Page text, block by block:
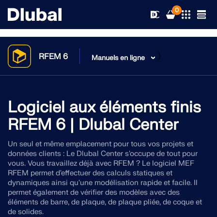
0
Solutions
Secteurs d’activités
Champs d'application
Normes
Services en ligne
Produits
RFEM 6
Le seul logiciel MEF pour tous vos projets
En savoir plus
Support technique
Support technique
Formations
Service
Actualités
Nouveautés
Formations
Ressources
Télécharger la version complète
Formation
RFEM 6 Manuels en ligne }
Logiciel aux éléments finis
RFEM 6 | Dlubal Center
Un seul et même emplacement pour tous vos projets et
données clients : Le Dlubal Center s'occupe de tout pour
vous. Vous travaillez déjà avec RFEM ? Le logiciel MEF
RFEM permet d'effectuer des calculs statiques et
dynamiques ainsi qu'une modélisation rapide et facile. Il
permet également de vérifier des modèles avec des
éléments de barre, de plaque, de plaque pliée, de coque et
de solides.